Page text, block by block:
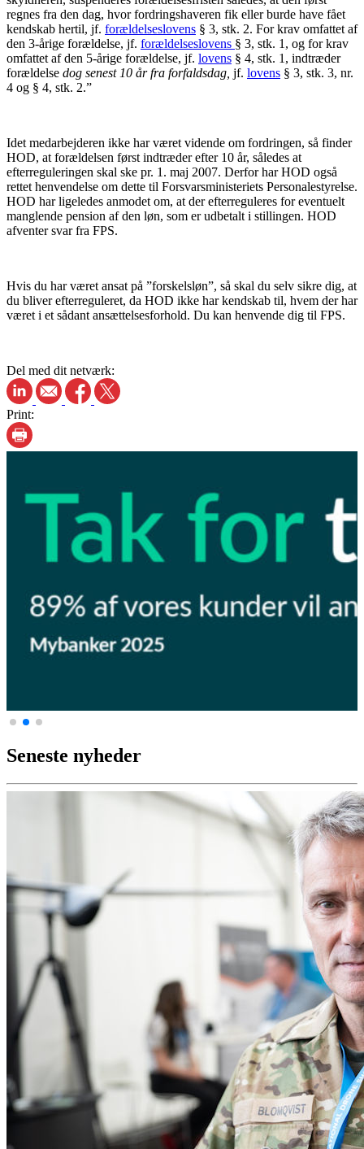
regnes fra den dag, hvor fordringshaveren fik eller burde have fået
kendskab hertil, jf. forældelseslovens § 3, stk. 2. For krav omfattet af
den 3-årige forældelse, jf. forældelseslovens § 3, stk. 1, og for krav
omfattet af den 5-årige forældelse, jf. lovens § 4, stk. 1, indtræder
forældelse dog senest 10 år fra forfaldsdag, jf. lovens § 3, stk. 3, nr.
4 og § 4, stk. 2.”
Idet medarbejderen ikke har været vidende om fordringen, så finder
HOD, at forældelsen først indtræder efter 10 år, således at
efterreguleringen skal ske pr. 1. maj 2007. Derfor har HOD også
rettet henvendelse om dette til Forsvarsministeriets Personalestyrelse.
HOD har ligeledes anmodet om, at der efterreguleres for eventuelt
manglende pension af den løn, som er udbetalt i stillingen. HOD
afventer svar fra FPS.
Hvis du har været ansat på ”forskelsløn”, så skal du selv sikre dig, at
du bliver efterreguleret, da HOD ikke har kendskab til, hvem der har
været i et sådant ansættelsesforhold. Du kan henvende dig til FPS.
Del med dit netværk:
Print:
Seneste nyheder